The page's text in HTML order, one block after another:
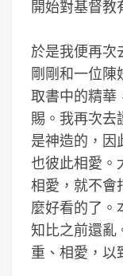
開始對基督教
於是我便再次
剛剛和一位陳
取書中的精華
賜。我再次去
是神造的，因
也彼此相愛。
相愛，就不會
麼好看的了。
知比之前還亂
重、相愛，以